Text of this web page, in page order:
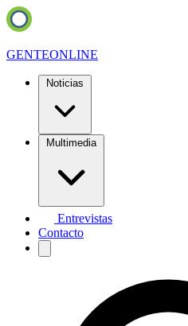
GENTEONLINE
Noticias
Multimedia
Entrevistas
Contacto